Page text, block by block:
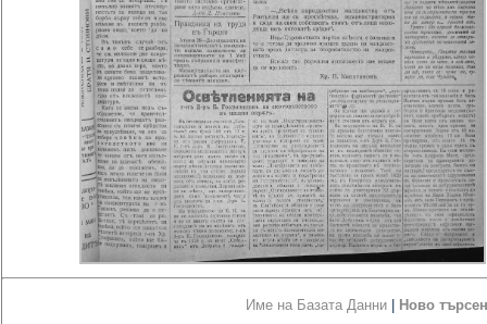
Име на Базата Данни Ново